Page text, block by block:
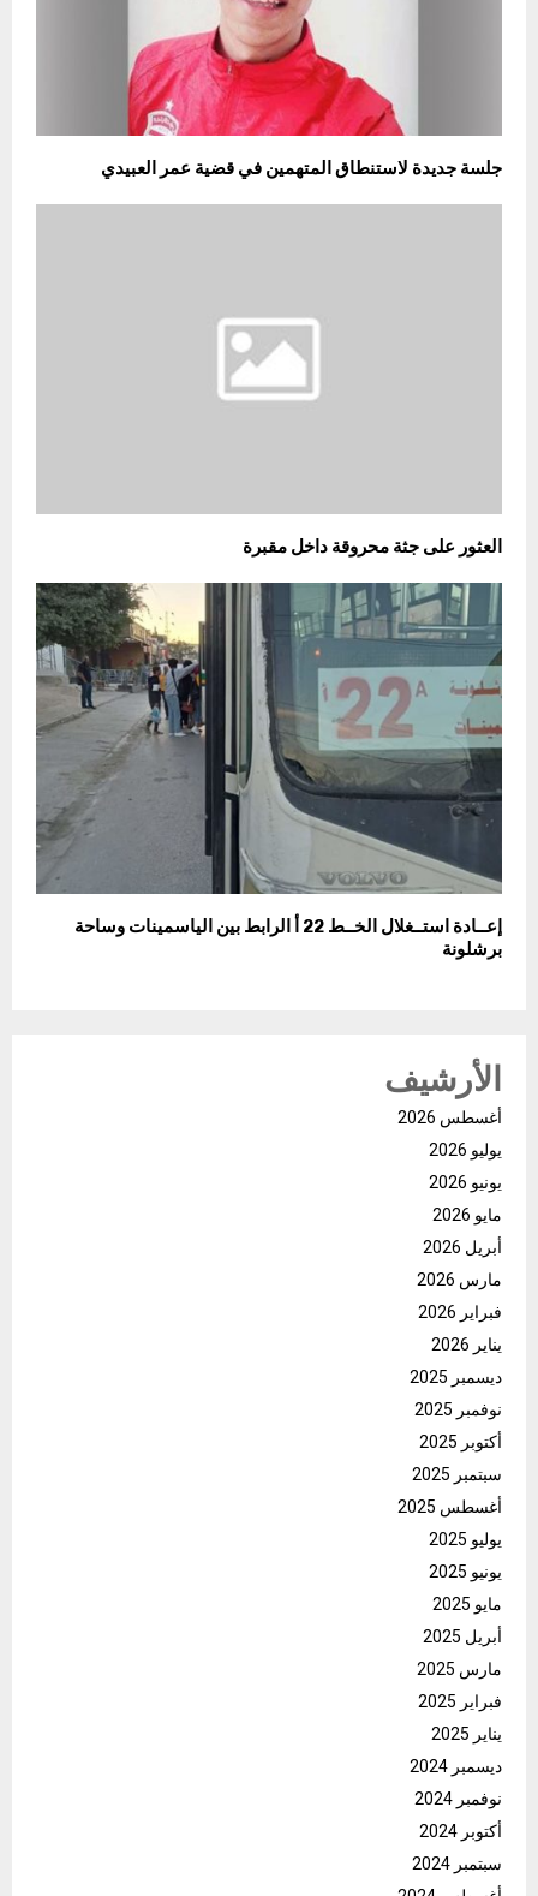
جلسة جديدة لاستنطاق المتهمين في قضية عمر العبيدي
العثور على جثة محروقة داخل مقبرة
إعــادة استــغلال الخــط 22 أ الرابط بين الياسمينات وساحة
برشلونة
الأرشيف
أغسطس 2026
يوليو 2026
يونيو 2026
مايو 2026
أبريل 2026
مارس 2026
فبراير 2026
يناير 2026
ديسمبر 2025
نوفمبر 2025
أكتوبر 2025
سبتمبر 2025
أغسطس 2025
يوليو 2025
يونيو 2025
مايو 2025
أبريل 2025
مارس 2025
فبراير 2025
يناير 2025
ديسمبر 2024
نوفمبر 2024
أكتوبر 2024
سبتمبر 2024